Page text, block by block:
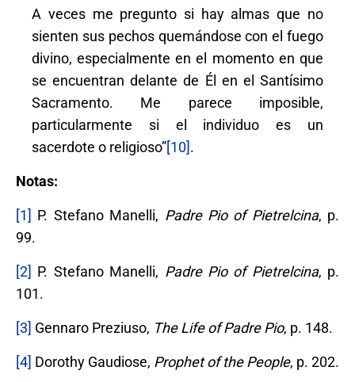
A veces me pregunto si hay almas que no
sienten sus pechos quemándose con el fuego
divino, especialmente en el momento en que
se encuentran delante de Él en el Santísimo
Sacramento. Me parece imposible,
particularmente si el individuo es un
sacerdote o religioso”[10].
Notas:
[1] P. Stefano Manelli, Padre Pio of Pietrelcina, p.
99.
[2] P. Stefano Manelli, Padre Pio of Pietrelcina, p.
101.
[3] Gennaro Preziuso, The Life of Padre Pio, p. 148.
[4] Dorothy Gaudiose, Prophet of the People, p. 202.